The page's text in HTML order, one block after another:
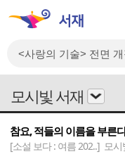
모시빛 서재
참요, 적들의 이름을 부른
[소설 보다 : 여름 202..] 모